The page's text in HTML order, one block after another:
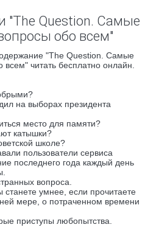
"The Question. Самые
обо всем"
"The Question. Самые
читать бесплатно онлайн.
на выборах президента
место для памяти?
катышки?
школе?
пользователи сервиса
последнего года каждый день
вопроса.
умнее, если прочитаете
мере, о потраченном времени
приступы любопытства.